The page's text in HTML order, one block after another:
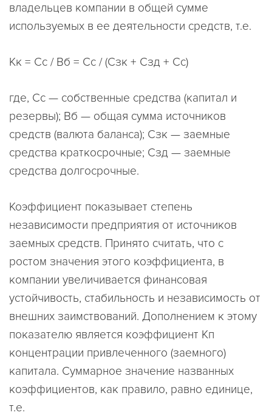
владельцев компании в общей сумме
используемых в ее деятельности средств, т.е.
Кк = Сс / Вб = Сс / (Сзк + Сзд + Сс)
где, Сс — собственные средства (капитал и
резервы); Вб — общая сумма источников
средств (валюта баланса); Сзк — заемные
средства краткосрочные; Сзд — заемные
средства долгосрочные.
Коэффициент показывает степень
независимости предприятия от источников
заемных средств. Принято считать, что с
ростом значения этого коэффициента, в
компании увеличивается финансовая
устойчивость, стабильность и независимость от
внешних заимствований. Дополнением к этому
показателю является коэффициент Кп
концентрации привлеченного (заемного)
капитала. Суммарное значение названных
коэффициентов, как правило, равно единице,
т.е.